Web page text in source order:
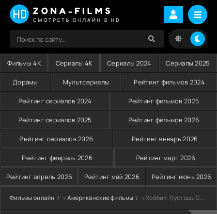
ZONA-FILMS
СМОТРЕТЬ ОНЛАЙН В HD
Фильмы 4K Сериалы 4K Сериалы 2024 Сериалы 2025
Дорамы Мультсериалы Рейтинг фильмов 2024
Рейтинг сериалов 2024 Рейтинг фильмов 2025
Рейтинг сериалов 2025 Рейтинг фильмов 2026
Рейтинг сериалов 2026 Рейтинг январь 2026
Рейтинг февраль 2026 Рейтинг март 2026
Рейтинг апрель 2026 Рейтинг май 2026 Рейтинг июнь 2026
Фильмы онлайн » Американские фильмы » Хоббит: Пустошь Смауга (2013)